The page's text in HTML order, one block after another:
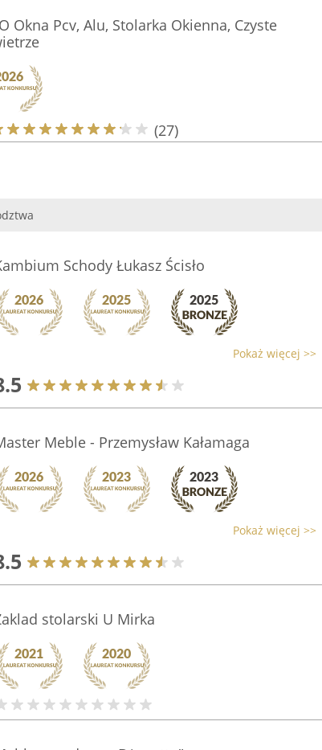
Okna Pcv, Alu, Stolarka Okienna, Czyste
(27)
Schody Łukasz Ścisło
Pokaż więcej >>
Meble - Przemysław Kałamaga
Pokaż więcej >>
stolarski U Mirka